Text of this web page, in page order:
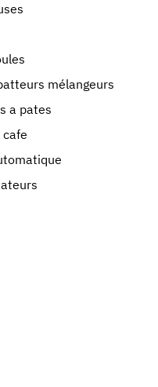
mélangeurs
a pates
cafe